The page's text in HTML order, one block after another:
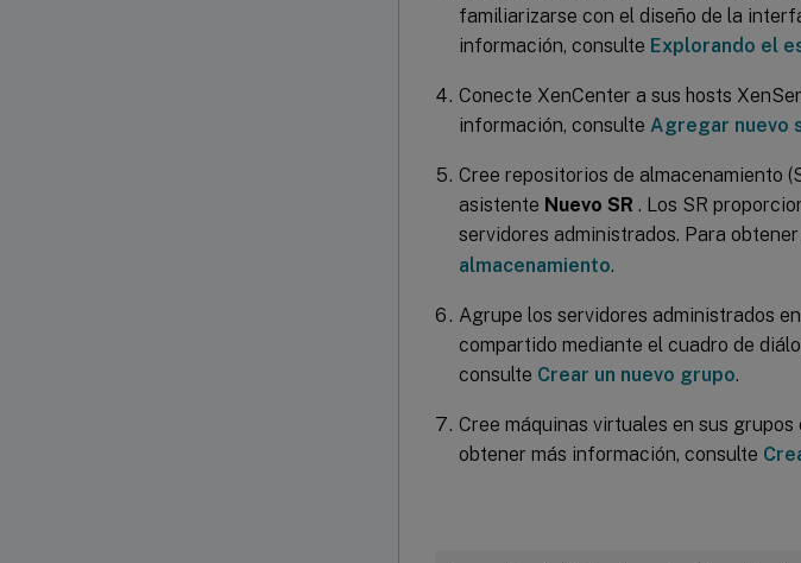
familiarizarse con el diseño de la
información, consulte Explorando el
Conecte XenCenter a sus hosts
información, consulte Agregar nuevo
Cree repositorios de almacenamiento
asistente Nuevo SR . Los SR
servidores administrados. Para
almacenamiento.
Agrupe los servidores administrados
compartido mediante el cuadro de
consulte Crear un nuevo grupo.
Cree máquinas virtuales en sus
obtener más información, consulte